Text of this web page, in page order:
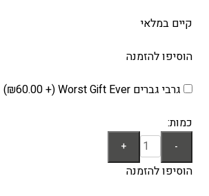
קיים במלאי
הוסיפו להזמנה
גרבי גברים Worst Gift Ever (+
₪60.00
)
כמות:
כובע
-
+
הוסיפו להזמנה